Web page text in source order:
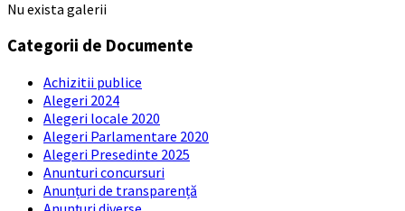
Nu exista galerii
Categorii de Documente
Achizitii publice
Alegeri 2024
Alegeri locale 2020
Alegeri Parlamentare 2020
Alegeri Presedinte 2025
Anunturi concursuri
Anunțuri de transparență